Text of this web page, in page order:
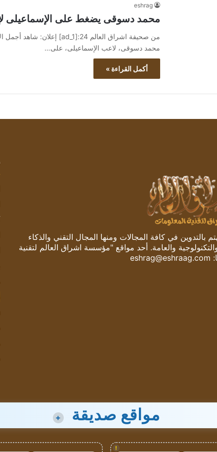
eshrag
محمد دسوقى يضغط على الإسماعيلى
محمد دسوقى، لاعب الإسماعيلى، على…
أكمل القراءة »
في كافة المجالات ومنها المجال التقني والذكاء
والعامة. أحد مواقع "مؤسسة اشراق العالم لتقنية
eshrag@eshraag.com
مواقع صديقة +
!